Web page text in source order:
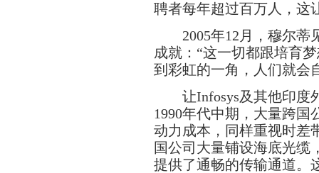
聘者每年超过百万人，这
2005年12月，穆尔蒂
成就：“这一切都跟培育
到彩虹的一角，人们就会
让Infosys及其他印度
1990年代中期，大量跨国
动力成本，同样重视时差
国公司大量铺设海底光缆
提供了通畅的传输通道。